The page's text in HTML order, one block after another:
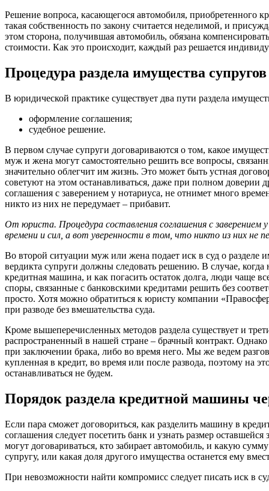
Решение вопроса, касающегося автомобиля, приобретенного
такая собственность по закону считается неделимой, и
этом сторона, получившая автомобиль, обязана
стоимости. Как это происходит, каждый раз решается
Процедура раздела имущества супругов
В юридической практике существует два пути раздела
оформление соглашения;
судебное решение.
В первом случае супруги договариваются о том, какое
муж и жена могут самостоятельно решить все вопросы,
значительно облегчит им жизнь. Это может быть устная
советуют на этом останавливаться, даже при полном доверии
соглашения с заверением у нотариуса, не отнимет много
никто из них не передумает – прибавит.
От юриста. Процедура составления соглашения с заверением
времени и сил, а вот уверенности в том, что никто из них не
Во второй ситуации муж или жена подает иск в суд о разделе
вердикта супруги должны следовать решению. В случае, когда
кредитная машина, и как погасить остаток долга, люди чаще
споры, связанные с банковскими кредитами решить без
просто. Хотя можно обратиться к юристу компании
при разводе без вмешательства суда.
Кроме вышеперечисленных методов раздела существует и
распространенный в нашей стране – брачный контракт.
при заключении брака, либо во время него. Мы же ведем
купленная в кредит, во время или после развода, поэтому на
останавливаться не будем.
Порядок раздела кредитной машины
Если пара сможет договориться, как разделить машину в
соглашения следует посетить банк и узнать размер
могут договариваться, кто забирает автомобиль, и какую
супругу, или какая доля другого имущества останется ему
При невозможности найти компромисс следует писать иск в